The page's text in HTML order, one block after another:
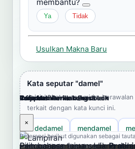
membantu?
Ya Tidak
Usulkan Makna Baru
Cara Memberikan Feedback
×
Lampiran
×
Referensi Pendukung
×
Referensi berikut digunakan sebagai
eksternal dibuka di tab baru.
Informasi
×
Pengucapan lema sedang
Terjemahkan ke bahasa lain
×
Pilih bahasa tujuan, klik
Kata seputar "damel"
Jelajahi kata yang mirip,
terkait dengan kata kunci ini.
dedamel mendamel